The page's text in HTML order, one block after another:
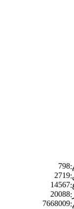
798
2719
14567
20088
7668009